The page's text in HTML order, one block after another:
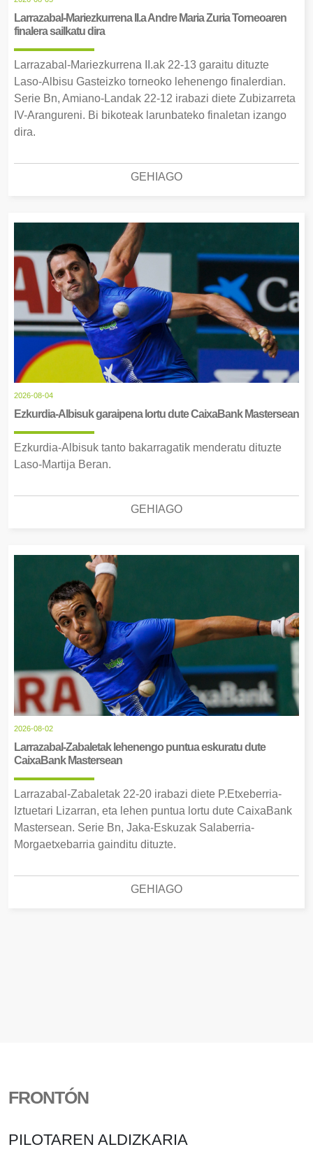
Larrazabal-Mariezkurrena II.a Andre Maria Zuria Torneoaren
finalera sailkatu dira
Larrazabal-Mariezkurrena II.ak 22-13 garaitu dituzte
Laso-Albisu Gasteizko torneoko lehenengo finalerdian.
Serie Bn, Amiano-Landak 22-12 irabazi diete Zubizarreta
IV-Arangureni. Bi bikoteak larunbateko finaletan izango
dira.
GEHIAGO
2026-08-04
Ezkurdia-Albisuk garaipena lortu dute CaixaBank Mastersean
Ezkurdia-Albisuk tanto bakarragatik menderatu dituzte
Laso-Martija Beran.
GEHIAGO
2026-08-02
Larrazabal-Zabaletak lehenengo puntua eskuratu dute
CaixaBank Mastersean
Larrazabal-Zabaletak 22-20 irabazi diete P.Etxeberria-
Iztuetari Lizarran, eta lehen puntua lortu dute CaixaBank
Mastersean. Serie Bn, Jaka-Eskuzak Salaberria-
Morgaetxebarria gainditu dituzte.
GEHIAGO
FRONTÓN
PILOTAREN ALDIZKARIA